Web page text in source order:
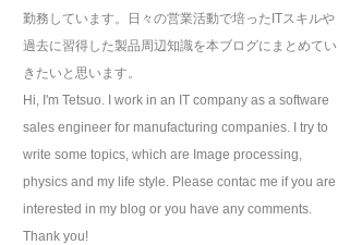
勤務しています。日々の営業活動で培ったITスキルや
過去に習得した製品周辺知識を本ブログにまとめてい
きたいと思います。
Hi, I'm Tetsuo. I work in an IT company as a software
sales engineer for manufacturing companies. I try to
write some topics, which are Image processing,
physics and my life style. Please contac me if you are
interested in my blog or you have any comments.
Thank you!